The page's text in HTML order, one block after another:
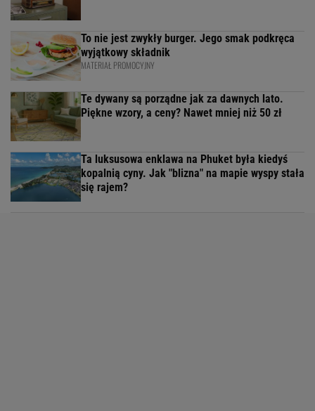
To nie jest zwykły burger. Jego smak podkręca
wyjątkowy składnik
MATERIAŁ PROMOCYJNY
Te dywany są porządne jak za dawnych lato.
Piękne wzory, a ceny? Nawet mniej niż 50 zł
Ta luksusowa enklawa na Phuket była kiedyś
kopalnią cyny. Jak "blizna" na mapie wyspy stała
się rajem?